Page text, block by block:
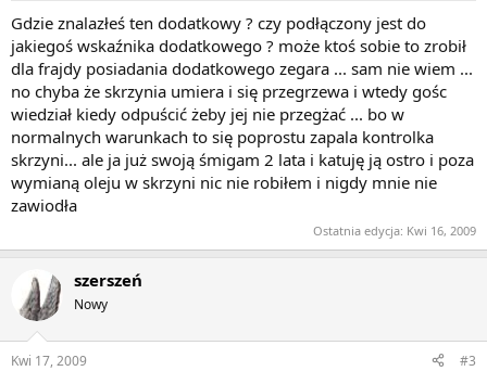
Gdzie znalazłeś ten dodatkowy ? czy podłączony jest do
jakiegoś wskaźnika dodatkowego ? może ktoś sobie to zrobił
dla frajdy posiadania dodatkowego zegara ... sam nie wiem ...
no chyba że skrzynia umiera i się przegrzewa i wtedy gośc
wiedział kiedy odpuścić żeby jej nie przegżać ... bo w
normalnych warunkach to się poprostu zapala kontrolka
skrzyni... ale ja już swoją śmigam 2 lata i katuję ją ostro i poza
wymianą oleju w skrzyni nic nie robiłem i nigdy mnie nie
zawiodła
Ostatnia edycja: Kwi 16, 2009
szerszeń
Nowy
Kwi 17, 2009 #3